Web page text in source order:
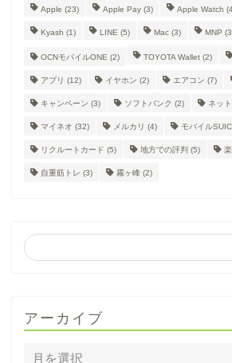
Apple (23) Apple Pay (3) Apple Watch
Kyash (1) LINE (5) Mac (3) MNP
OCNモバイルONE (2) TOYOTA Wallet (2)
アプリ (12) イヤホン (2) エアコン (7)
キャンペーン (3) ソフトバンク (2) ネッ
マイネオ (32) メルカリ (4) モバイル
リクルートカード (5) 地方での評判 (5)
自重筋トレ (3) 霧ヶ峰 (2)
アーカイブ